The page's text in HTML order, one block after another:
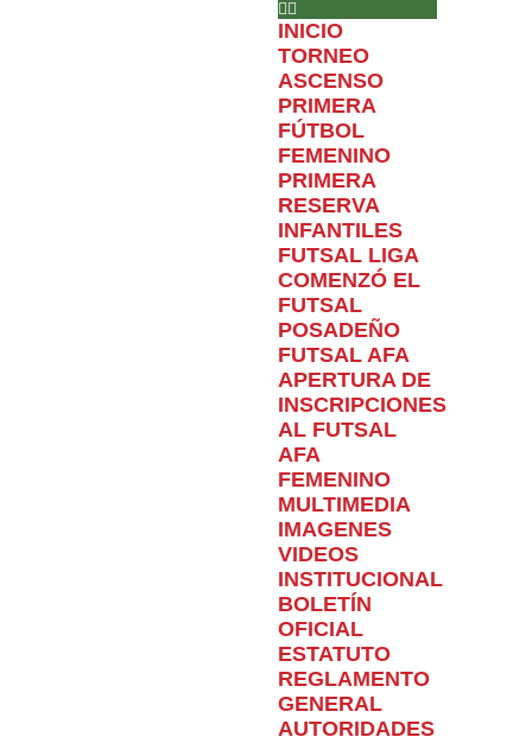
INICIO
TORNEO
ASCENSO
PRIMERA
FÚTBOL
FEMENINO
PRIMERA
RESERVA
INFANTILES
FUTSAL LIGA
COMENZÓ EL
FUTSAL
POSADEÑO
FUTSAL AFA
APERTURA DE
INSCRIPCIONES
AL FUTSAL
AFA
FEMENINO
MULTIMEDIA
IMAGENES
VIDEOS
INSTITUCIONAL
BOLETÍN
OFICIAL
ESTATUTO
REGLAMENTO
GENERAL
AUTORIDADES
LA INTERMEDIA Y EL